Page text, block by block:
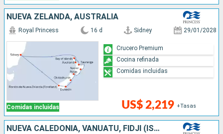
NUEVA ZELANDA, AUSTRALIA
Comidas incluidas
Royal Princess 16 d Sidney 29/01/2028
US$ 2,219 +Tasas
Crucero Premium
Cocina refinada
Comidas incluidas
NUEVA CALEDONIA, VANUATU, FIDJI (ISLAS), CHILE, NUEVA ZELANDA, AUSTRALIA